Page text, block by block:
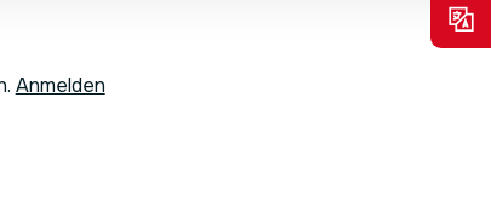
Anmelden